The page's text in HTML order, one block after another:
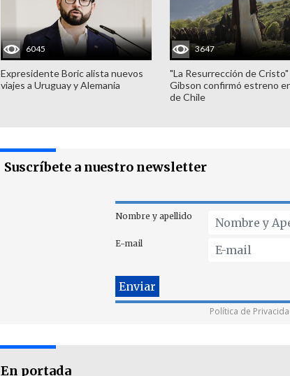
6045
Expresidente Boric alista nuevos
viajes a Uruguay y Alemania
3647
"La Resurrección de
Gibson confirmó estreno
de Chile
Suscríbete a nuestro newsletter
Nombre y apellido
E-mail
Política de
En portada